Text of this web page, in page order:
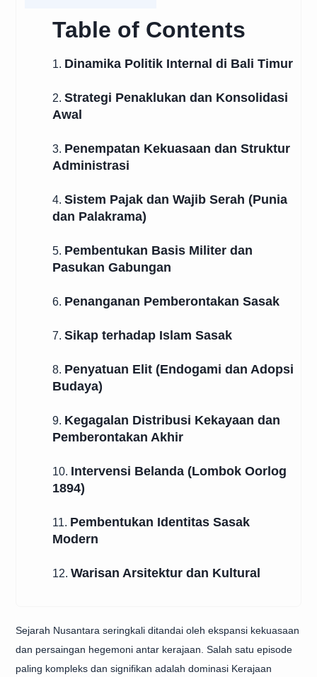
Table of Contents
1. Dinamika Politik Internal di Bali Timur
2. Strategi Penaklukan dan Konsolidasi
Awal
3. Penempatan Kekuasaan dan Struktur
Administrasi
4. Sistem Pajak dan Wajib Serah (Punia
dan Palakrama)
5. Pembentukan Basis Militer dan
Pasukan Gabungan
6. Penanganan Pemberontakan Sasak
7. Sikap terhadap Islam Sasak
8. Penyatuan Elit (Endogami dan Adopsi
Budaya)
9. Kegagalan Distribusi Kekayaan dan
Pemberontakan Akhir
10. Intervensi Belanda (Lombok Oorlog
1894)
11. Pembentukan Identitas Sasak
Modern
12. Warisan Arsitektur dan Kultural
Sejarah Nusantara seringkali ditandai oleh ekspansi kekuasaan
dan persaingan hegemoni antar kerajaan. Salah satu episode
paling kompleks dan signifikan adalah dominasi Kerajaan